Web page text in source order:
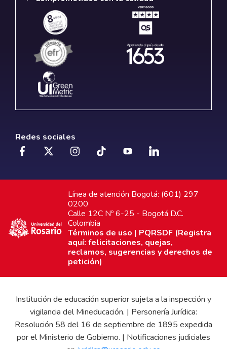
Redes sociales
Línea de atención Bogotá: (601) 297
0200
Calle 12C Nº 6-25 - Bogotá D.C.
Colombia
Términos de uso | PQRSDF (Registra
aquí: felicitaciones, quejas,
reclamos, sugerencias y derechos de
petición)
Institución de educación superior sujeta a la inspección y
vigilancia del Mineducación. | Personería Jurídica:
Resolución 58 del 16 de septiembre de 1895 expedida
por el Ministerio de Gobierno. | Notificaciones judiciales